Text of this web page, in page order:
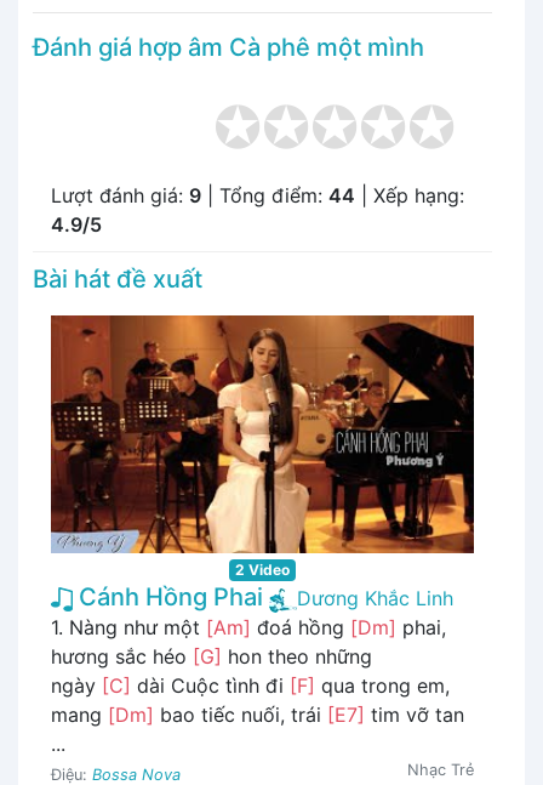
Đánh giá hợp âm Cà phê một mình
Lượt đánh giá: 9 | Tổng điểm: 44 | Xếp hạng:
4.9/5
Bài hát đề xuất
2 Video
Cánh Hồng Phai
Dương Khắc Linh
1. Nàng như một [Am] đoá hồng [Dm] phai,
hương sắc héo [G] hon theo những
ngày [C] dài Cuộc tình đi [F] qua trong em,
mang [Dm] bao tiếc nuối, trái [E7] tim vỡ tan
...
Điệu: Bossa Nova Nhạc Trẻ